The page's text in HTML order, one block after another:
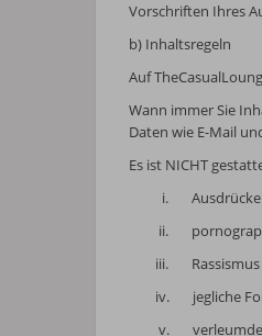
Vorschriften Ihres
b) Inhaltsregeln
Auf
Wann immer Sie
Daten wie E-Mail
Es ist NICHT
i. Ausdrücke
ii.
iii.
iv. jegliche
v.